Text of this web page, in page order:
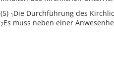
(5) 1 Die Durchführung des
2Es muss neben einer